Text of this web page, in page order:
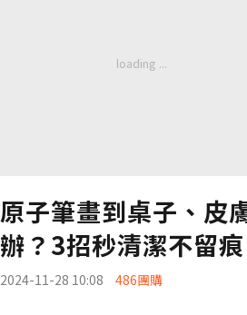
原子筆畫到桌子、皮
辦？3招秒清潔不留痕
2024-11-28 10:08 486團購